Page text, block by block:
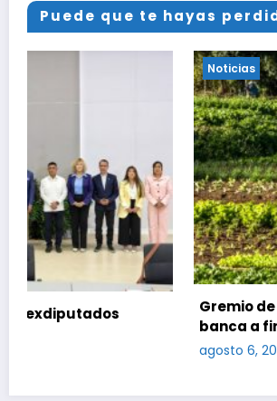
Puede que te hayas
Gremio de ingenieros
banca a financiar la
Notinformados